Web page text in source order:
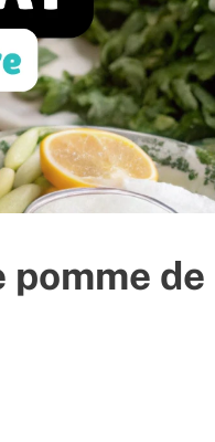
pomme de